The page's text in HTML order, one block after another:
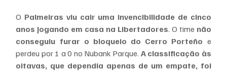
O Palmeiras viu cair uma invencibilidade de cinco
anos jogando em casa na Libertadores. O time não
conseguiu furar o bloqueio do Cerro Porteño e
perdeu por 1 a 0 no Nubank Parque. A classificação às
oitavas, que dependia apenas de um empate, foi